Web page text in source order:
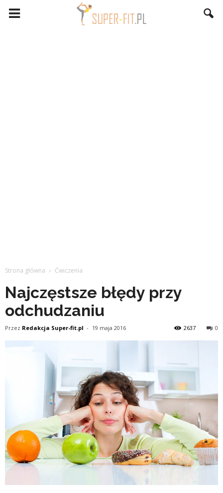
Strona główna Ćwiczenia
Najczęstsze błędy przy
odchudzaniu
Przez Redakcja Super-fit.pl - 19 maja 2016 0
2637